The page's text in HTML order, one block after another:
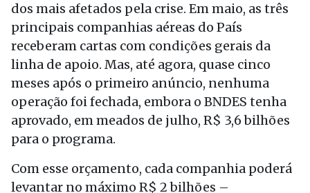
dos mais afetados pela crise. Em maio, as três
principais companhias aéreas do País
receberam cartas com condições gerais da
linha de apoio. Mas, até agora, quase cinco
meses após o primeiro anúncio, nenhuma
operação foi fechada, embora o BNDES tenha
aprovado, em meados de julho, R$ 3,6 bilhões
para o programa.
Com esse orçamento, cada companhia poderá
levantar no máximo R$ 2 bilhões –